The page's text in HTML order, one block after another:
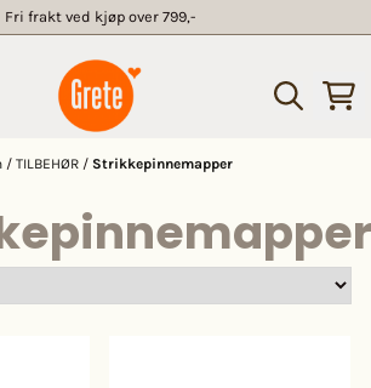
Fri frakt ved kjøp over 799,-
/ TILBEHØR / Strikkepinnemapper